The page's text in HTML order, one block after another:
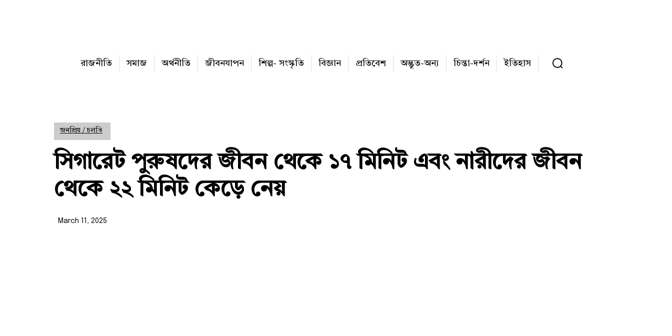
রাজনীতি সমাজ অর্থনীতি জীবনযাপন শিল্প- সংস্কৃতি বিজ্ঞান প্রতিবেশ অদ্ভুত-অন্য চিন্তা-দর্শন ইতিহাস
জনপ্রিয় / চলতি
সিগারেট পুরুষদের জীবন থেকে ১৭ মিনিট এবং নারীদের জীবন
থেকে ২২ মিনিট কেড়ে নেয়
March 11, 2025